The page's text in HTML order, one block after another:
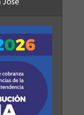
José